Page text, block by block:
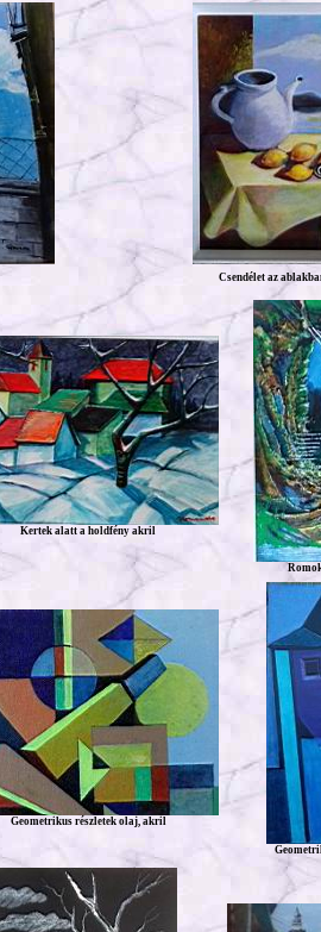
Csendélet az
Kertek alatt a holdfény akril
Geometrikus részletek olaj, akril